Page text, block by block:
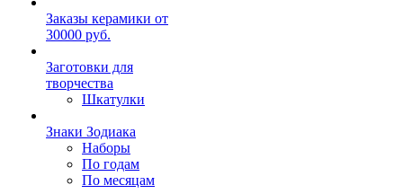
Заказы керамики от
30000 руб.
Заготовки для
творчества
Шкатулки
Знаки Зодиака
Наборы
По годам
По месяцам